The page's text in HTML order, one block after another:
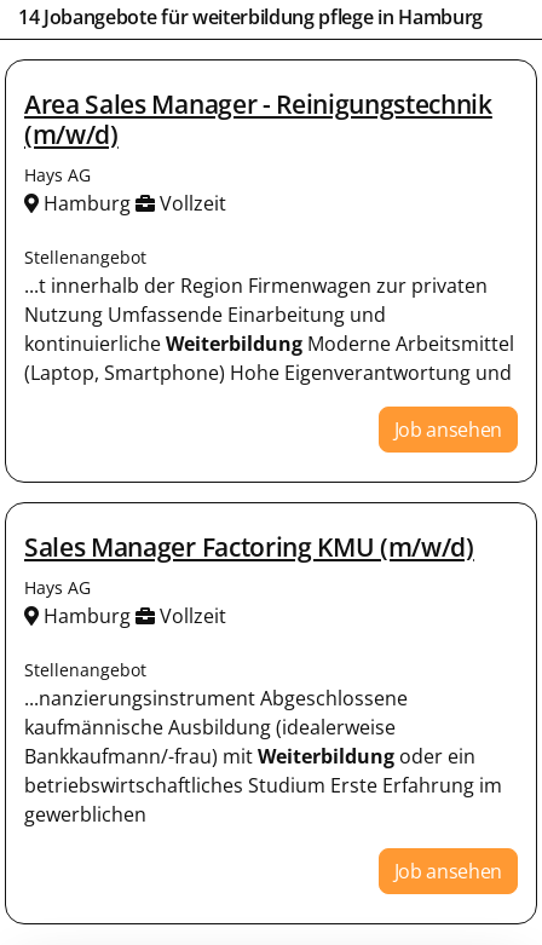
14 Jobangebote für weiterbildung pflege in Hamburg
Area Sales Manager - Reinigungstechnik
(m/w/d)
Hays AG
Hamburg Vollzeit
Stellenangebot
...t innerhalb der Region Firmenwagen zur privaten
Nutzung Umfassende Einarbeitung und
kontinuierlicheWeiterbildung Moderne Arbeitsmittel
(Laptop, Smartphone) Hohe Eigenverantwortung und
Job ansehen
Sales Manager Factoring KMU (m/w/d)
Hays AG
Hamburg Vollzeit
Stellenangebot
...nanzierungsinstrument Abgeschlossene
kaufmännische Ausbildung (idealerweise
Bankkaufmann/-frau) mitWeiterbildung oder ein
betriebswirtschaftliches Studium Erste Erfahrung im
gewerblichen
Job ansehen